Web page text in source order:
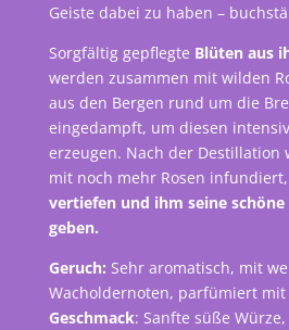
Geiste dabei zu haben –
Sorgfältig gepflegte Blüten aus
werden zusammen mit wilden
aus den Bergen rund um die
eingedampft, um diesen
erzeugen. Nach der Destillation
mit noch mehr Rosen
vertiefen und ihm seine schöne
geben.
Geruch: Sehr aromatisch, mit
Wacholdernoten, parfümiert mit
Geschmack: Sanfte süße